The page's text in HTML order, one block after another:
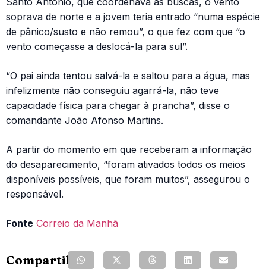
soprava de norte e a jovem teria entrado “numa espécie
de pânico/susto e não remou”, o que fez com que “o
vento começasse a deslocá-la para sul”.
“O pai ainda tentou salvá-la e saltou para a água, mas
infelizmente não conseguiu agarrá-la, não teve
capacidade física para chegar à prancha”, disse o
comandante João Afonso Martins.
A partir do momento em que receberam a informação
do desaparecimento, “foram ativados todos os meios
disponíveis possíveis, que foram muitos”, assegurou o
responsável.
Fonte Correio da Manhã
Compartilhe: